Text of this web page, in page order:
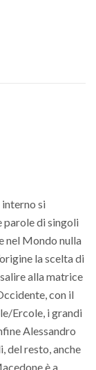
si
parole di singoli
nel Mondo nulla
la scelta di
alla matrice
con il
Ercole, i grandi
Alessandro
del resto, anche
è a